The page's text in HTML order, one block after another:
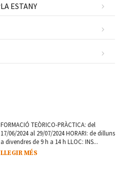
ESTANY
FORMACIÓ TEÒRICO-PRÀCTICA: del
17/06/2024 al 29/07/2024 HORARI: de dilluns
a divendres de 9 h a 14 h LLOC: INS...
LLEGIR MÉS